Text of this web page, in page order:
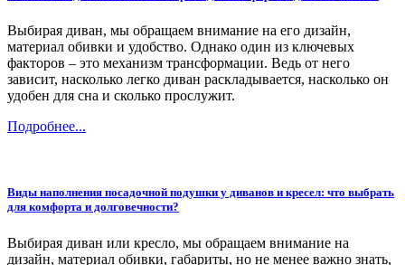
Выбирая диван, мы обращаем внимание на его дизайн,
материал обивки и удобство. Однако один из ключевых
факторов – это механизм трансформации. Ведь от него
зависит, насколько легко диван раскладывается, насколько он
удобен для сна и сколько прослужит.
Подробнее...
Виды наполнения посадочной подушки у диванов и кресел: что выбрать
для комфорта и долговечности?
Выбирая диван или кресло, мы обращаем внимание на
дизайн, материал обивки, габариты, но не менее важно знать,